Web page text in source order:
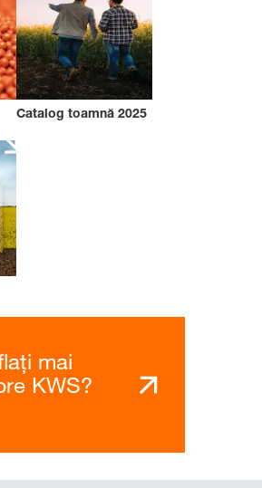
Catalog toamnă 2025
mai
KWS?